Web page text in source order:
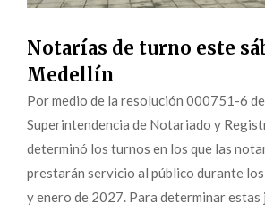
Notarías de turno este
Medellín
Por medio de la resolución 000751-6
Superintendencia de Notariado y
determinó los turnos en los que las
prestarán servicio al público durante
y enero de 2027. Para determinar estas